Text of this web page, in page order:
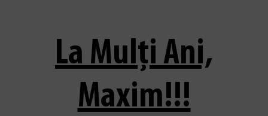
La Mulți Ani,
Maxim!!!